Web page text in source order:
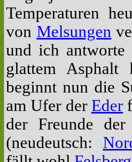
Temperaturen
von Melsungen
und ich antworte
glattem Asphalt
beginnt nun die
am Ufer der Eder
der Freunde der
(neudeutsch: